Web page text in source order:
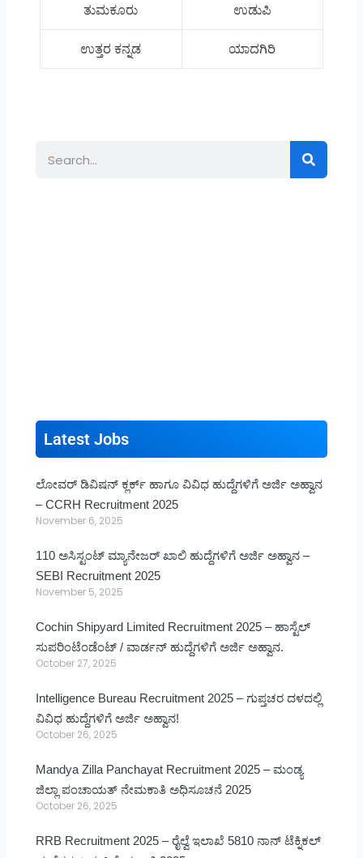
ತುಮಕೂರು ಉಡುಪಿ
ಉತ್ತರ ಕನ್ನಡ ಯಾದಗಿರಿ
Latest Jobs
ಲೋವರ್ ಡಿವಿಷನ್ ಕ್ಲರ್ಕ್ ಹಾಗೂ ವಿವಿಧ ಹುದ್ದೆಗಳಿಗೆ ಅರ್ಜಿ ಅಹ್ವಾನ
– CCRH Recruitment 2025
November 6, 2025
110 ಅಸಿಸ್ಟಂಟ್ ಮ್ಯಾನೇಜರ್ ಖಾಲಿ ಹುದ್ದೆಗಳಿಗೆ ಅರ್ಜಿ ಅಹ್ವಾನ –
SEBI Recruitment 2025
November 5, 2025
Cochin Shipyard Limited Recruitment 2025 – ಹಾಸ್ಟೆಲ್
ಸುಪರಿಂಟೆಂಡೆಂಟ್ / ವಾರ್ಡನ್ ಹುದ್ದೆಗಳಿಗೆ ಅರ್ಜಿ ಅಹ್ವಾನ.
October 27, 2025
Intelligence Bureau Recruitment 2025 – ಗುಪ್ತಚರ ದಳದಲ್ಲಿ
ವಿವಿಧ ಹುದ್ದೆಗಳಿಗೆ ಅರ್ಜಿ ಅಹ್ವಾನ!
October 26, 2025
Mandya Zilla Panchayat Recruitment 2025 – ಮಂಡ್ಯ
ಜಿಲ್ಲಾ ಪಂಚಾಯತ್ ನೇಮಕಾತಿ ಅಧಿಸೂಚನೆ 2025
October 26, 2025
RRB Recruitment 2025 – ರೈಲ್ವೆ ಇಲಾಖೆ 5810 ನಾನ್ ಟೆಕ್ನಿಕಲ್